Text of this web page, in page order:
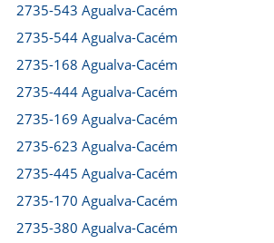
2735-543 Agualva-Cacém
2735-544 Agualva-Cacém
2735-168 Agualva-Cacém
2735-444 Agualva-Cacém
2735-169 Agualva-Cacém
2735-623 Agualva-Cacém
2735-445 Agualva-Cacém
2735-170 Agualva-Cacém
2735-380 Agualva-Cacém